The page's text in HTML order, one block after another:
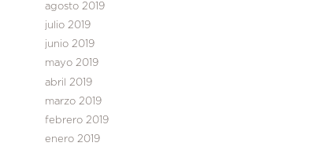
agosto 2019
julio 2019
junio 2019
mayo 2019
abril 2019
marzo 2019
febrero 2019
enero 2019